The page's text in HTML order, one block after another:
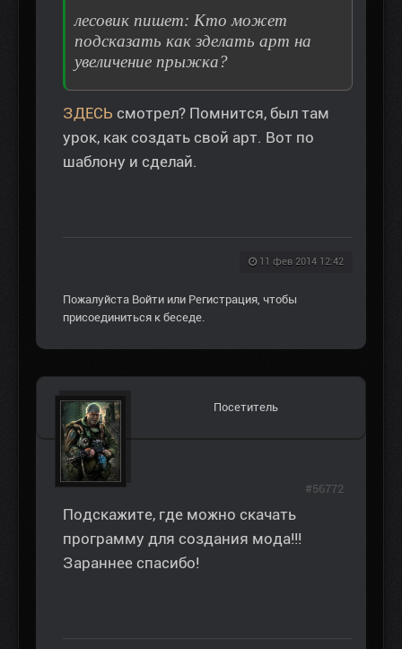
лесовик пишет: Кто может
подсказать как зделать арт на
увеличение прыжка?
ЗДЕСЬ смотрел? Помнится, был там
урок, как создать свой арт. Вот по
шаблону и сделай.
11 фев 2014 12:42
Пожалуйста Войти или Регистрация , чтобы
присоединиться к беседе.
Посетитель
Подскажите, где можно скачать
программу для создания мода!!!
Зараннее спасибо!
#56772